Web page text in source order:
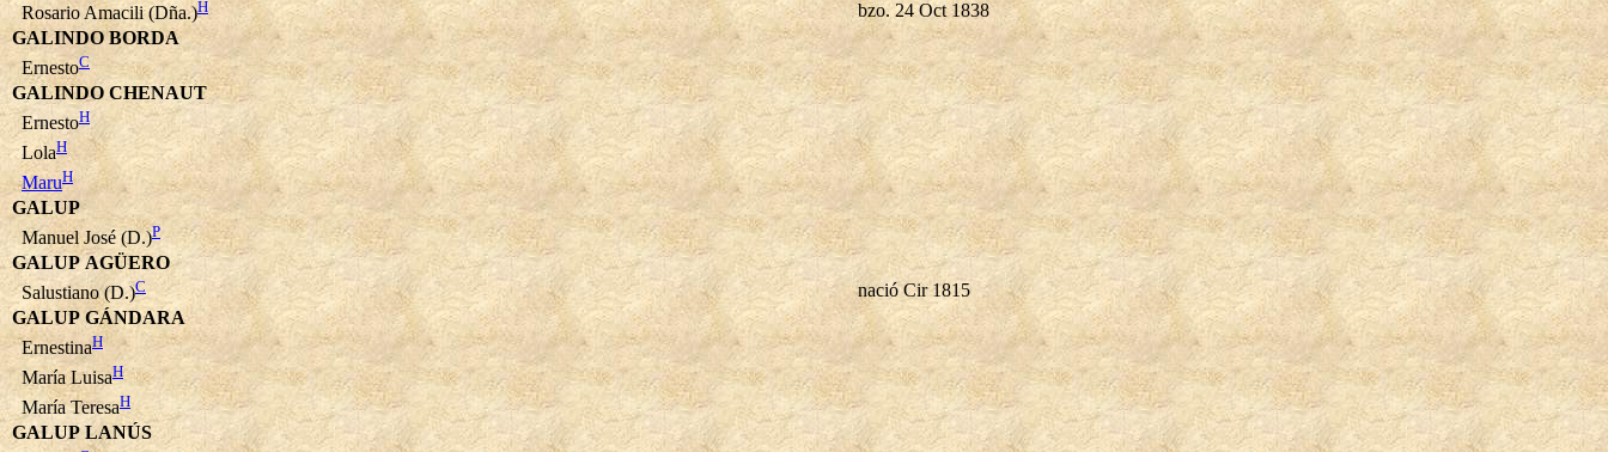
Rosario Amacili (Dña.)H
bzo. 24 Oct 1838
GALINDO BORDA
ErnestoC
GALINDO CHENAUT
ErnestoH
LolaH
MaruH
GALUP
Manuel José (D.)P
GALUP AGÜERO
Salustiano (D.)C
nació Cir 1815
GALUP GÁNDARA
ErnestinaH
María LuisaH
María TeresaH
GALUP LANÚS